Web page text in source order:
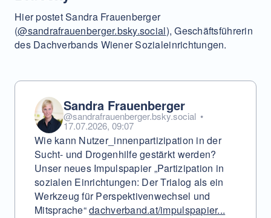
Hier postet Sandra Frauenberger
(@sandrafrauenberger.bsky.social), Geschäftsführerin
des Dachverbands Wiener Sozialeinrichtungen.
Sandra Frauenberger
@sandrafrauenberger.bsky.social •
17.07.2026, 09:07
Wie kann Nutzer_innenpartizipation in der
Sucht- und Drogenhilfe gestärkt werden?
Unser neues Impulspapier „Partizipation in
sozialen Einrichtungen: Der Trialog als ein
Werkzeug für Perspektivenwechsel und
Mitsprache“dachverband.at/impulspapier...